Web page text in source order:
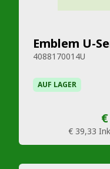
Emblem U-
4088170014U
AUF LAGER
€ 39,33